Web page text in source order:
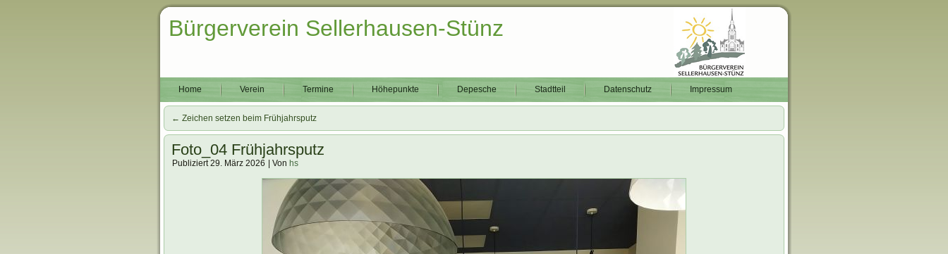
Bürgerverein Sellerhausen-Stünz
Home Verein Termine Höhepunkte Depesche Stadtteil Datenschutz Impressum
← Zeichen setzen beim Frühjahrsputz
Foto_04 Frühjahrsputz
Publiziert 29. März 2026 Von hs